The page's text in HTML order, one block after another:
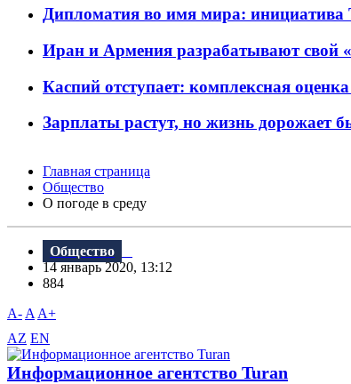
Дипломатия во имя мира: инициатива
Иран и Армения разрабатывают свой
Каспий отступает: комплексная
Зарплаты растут, но жизнь дорожает
Главная страница
Общество
О погоде в среду
Общество
14 январь 2020, 13:12
884
A- A A+
AZ EN
Информационное агентство Turan